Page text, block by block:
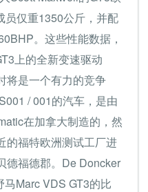
员仅重1350公斤，并配
。这些性能数据，
上的全新变速驱动
将是一个有力的竞争
/ 001的汽车，是由
在加拿大制造的，然
的福特欧洲测试工厂进
德福德郡。De Doncker
Marc VDS GT3的比